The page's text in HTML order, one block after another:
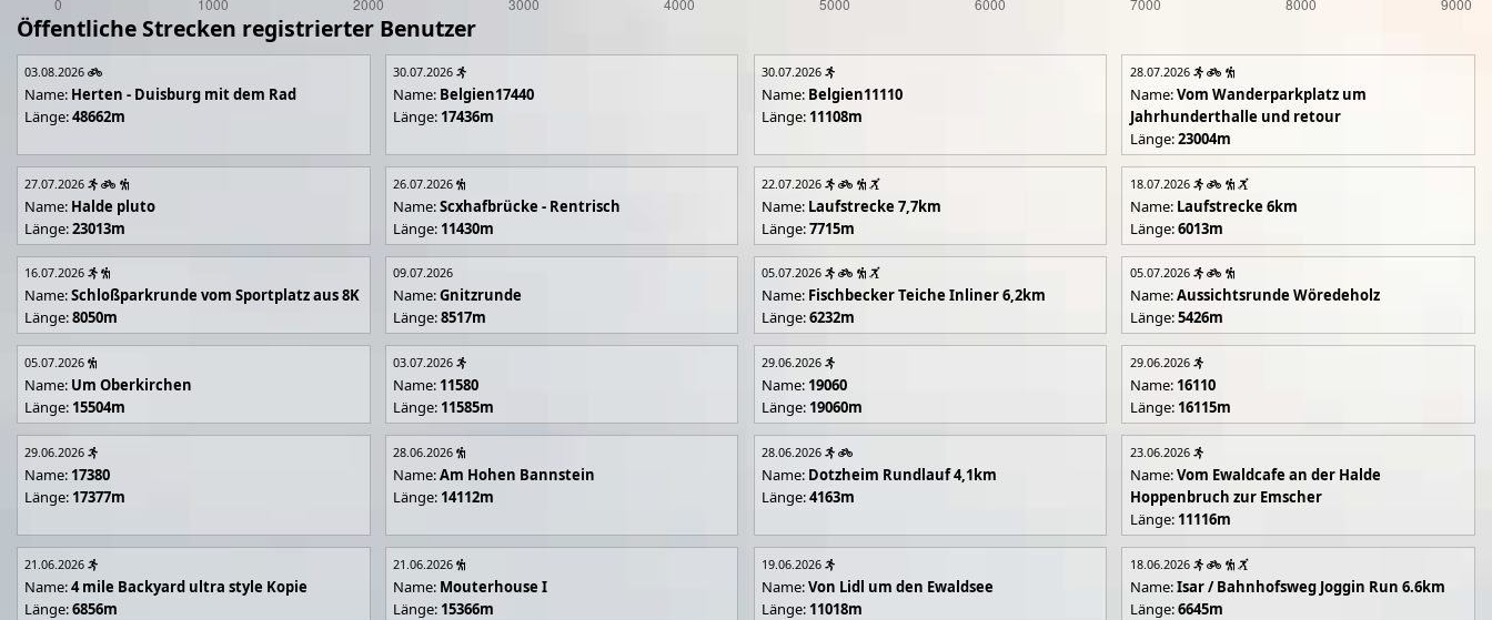
Öffentliche Strecken registrierter Benutzer
03.08.2026
Name: Herten - Duisburg mit dem Rad
Länge:48662m
30.07.2026
Name: Belgien17440
Länge: 17436m
30.07.2026
Name: Belgien11110
Länge: 11108m
28.07.2026
Name:Vom Wanderparkplatz um
Jahrhunderthalle und retour
Länge:23004m
27.07.2026
Name: Halde pluto
Länge:23013m
26.07.2026
Name:Scxhafbrücke - Rentrisch
Länge: 11430m
22.07.2026
Name: Laufstrecke 7,7km
Länge:7715m
18.07.2026
Name: Laufstrecke 6km
Länge:6013m
16.07.2026
Name:Schloßparkrunde vom Sportplatz aus 8K
Länge:8050m
09.07.2026
Name:Gnitzrunde
Länge:8517m
05.07.2026
Name: Fischbecker Teiche Inliner 6,2km
Länge:6232m
05.07.2026
Name:Aussichtsrunde Wöredeholz
Länge:5426m
05.07.2026
Name: Um Oberkirchen
Länge: 15504m
03.07.2026
Name: 11580
Länge: 11585m
29.06.2026
Name: 19060
Länge: 19060m
29.06.2026
Name: 16110
Länge: 16115m
29.06.2026
Name: 17380
Länge: 17377m
28.06.2026
Name:Am Hohen Bannstein
Länge: 14112m
28.06.2026
Name: Dotzheim Rundlauf 4,1km
Länge:4163m
23.06.2026
Name:Vom Ewaldcafe an der Halde
Hoppenbruch zur Emscher
Länge: 11116m
21.06.2026
Name:4 mile Backyard ultra style Kopie
Länge:6856m
21.06.2026
Name: Mouterhouse I
Länge: 15366m
19.06.2026
Name:Von Lidl um den Ewaldsee
Länge: 11018m
18.06.2026
Name:Isar / Bahnhofsweg Joggin Run 6.6km
Länge:6645m